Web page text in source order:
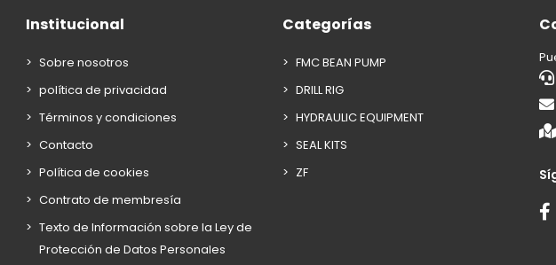
Institucional
Sobre nosotros
política de privacidad
Términos y condiciones
Contacto
Política de cookies
Contrato de membresía
Texto de Información sobre la Ley de
Protección de Datos Personales
Categorías
FMC BEAN PUMP
DRILL RIG
HYDRAULIC EQUIPMENT
SEAL KITS
ZF